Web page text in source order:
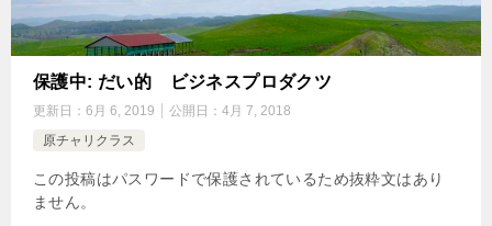
保護中: だい的 ビジネスプロダクツ
更新日： 6月 6, 2019 公開日： 4月 7, 2018
原チャリクラス
この投稿はパスワードで保護されているため抜粋文はあり
ません。